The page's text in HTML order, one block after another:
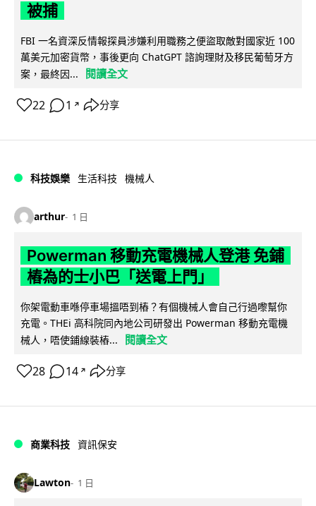
被捕
FBI 一名資深反情報探員涉嫌利用職務之便盜取敵對國家近 100
萬美元加密貨幣，事後更向 ChatGPT 諮詢理財及移民葡萄牙方
案，最終因...
閱讀全文
22 1 ↗ 分享
科技娛樂 生活科技 機械人
arthur 1 日
Powerman 移動充電機械人登港 免鋪
樁為的士小巴「送電上門」
你架電動車喺停車場搵唔到樁？有個機械人會自己行過嚟幫你
充電。THEi 高科院同內地公司研發出 Powerman 移動充電機
械人，唔使鋪線裝樁...
閱讀全文
28 14 ↗ 分享
商業科技 資訊保安
Lawton 1 日